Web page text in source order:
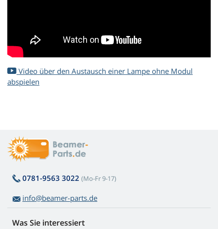
Video über den Austausch einer Lampe ohne Modul
abspielen
0781-9563 3022 (Mo-Fr 9-17)
info@beamer-parts.de
Was Sie interessiert